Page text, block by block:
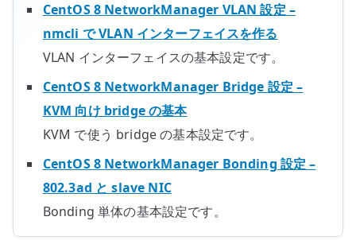
CentOS 8 NetworkManager VLAN 設定 –
nmcli で VLAN インターフェイスを作る
VLAN インターフェイスの基本設定です。
CentOS 8 NetworkManager Bridge 設定 –
KVM 向け bridge の基本
KVM で使う bridge の基本設定です。
CentOS 8 NetworkManager Bonding 設定 –
802.3ad と slave NIC
Bonding 単体の基本設定です。